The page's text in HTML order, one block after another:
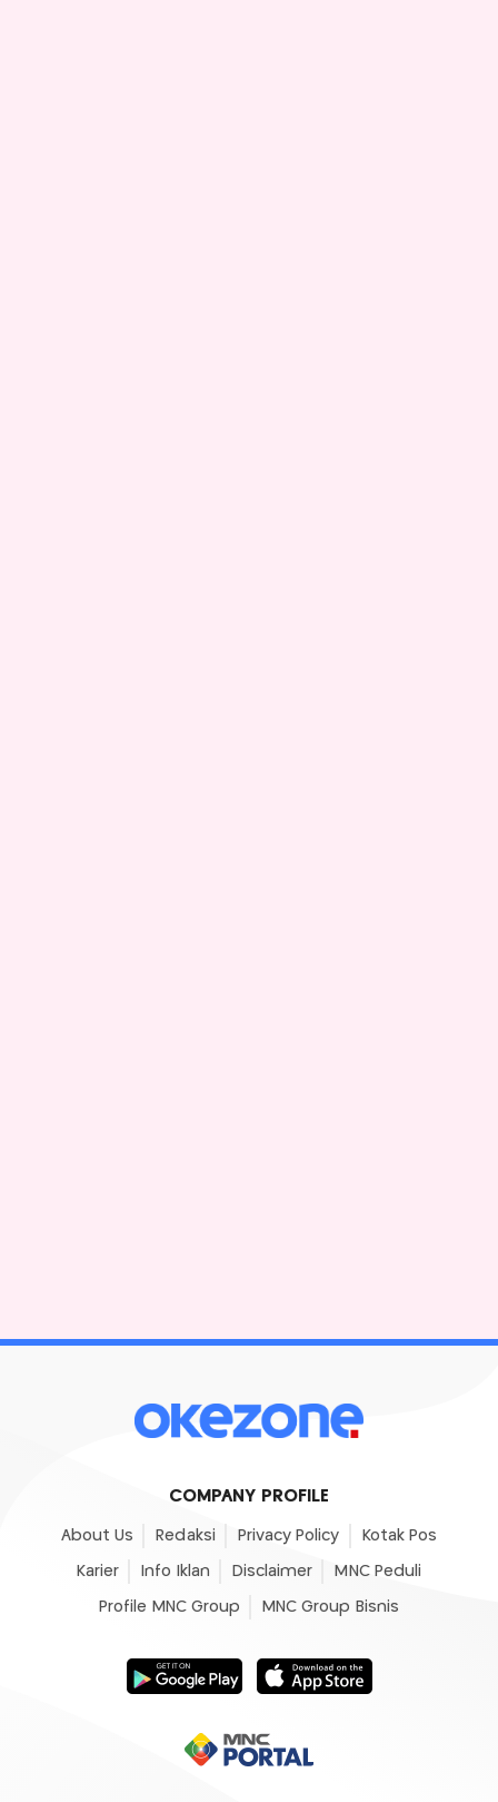
COMPANY PROFILE
About Us Redaksi Privacy Policy Kotak Pos
Karier Info Iklan Disclaimer MNC Peduli
Profile MNC Group MNC Group Bisnis